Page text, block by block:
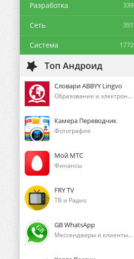
Разработка 339
Сеть 351
Система 1772
Топ Андроид
Словари ABBYY Lingvo
Образование и электронные книги
Камера Переводчик
Фотография
Мой МТС
Финансы
FRY TV
ТВ и Радио
GB WhatsApp
Мессенджеры и клиенты голосового общения